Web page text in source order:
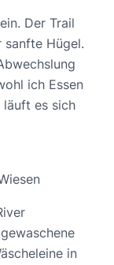
Der Trail
sanfte Hügel.
ich Essen
läuft es sich
in